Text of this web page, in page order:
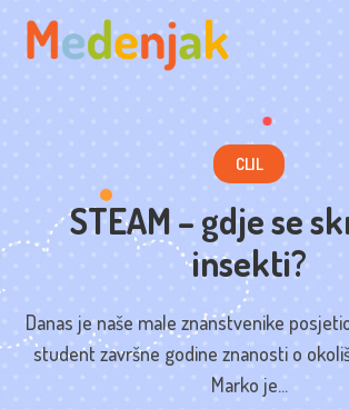
Skip
CLIL
STEAM – gdje se
insekti?
Danas je naše male znanstvenike
student završne godine znanosti o
Marko je...